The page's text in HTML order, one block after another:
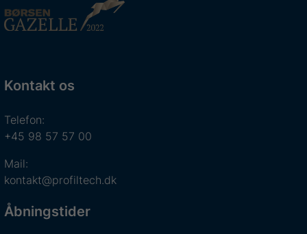
Kontakt os
Telefon:
+45 98 57 57 00
Mail:
kontakt@profiltech.dk
Åbningstider